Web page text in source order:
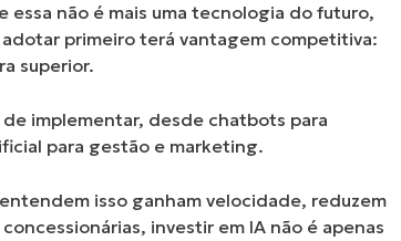
essa não é mais uma tecnologia do futuro,
primeiro terá vantagem competitiva:
superior.
implementar, desde chatbots para
para gestão e marketing.
isso ganham velocidade, reduzem
investir em IA não é apenas